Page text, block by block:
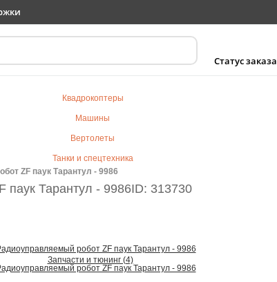
Статус заказа
Квадрокоптеры
Машины
Вертолеты
Танки и спецтехника
Самолеты
Судомодели
Детский транспорт
ZF паук Тарантул - 9986
паук Тарантул - 9986ID: 313730
Запчасти и тюнинг (4)